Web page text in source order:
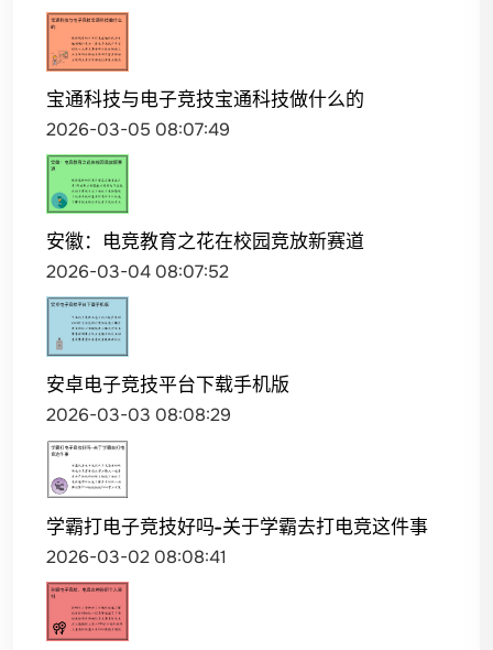
宝通科技与电子竞技宝通科技做什么的
2026-03-05 08:07:49
安徽：电竞教育之花在校园竞放新赛道
2026-03-04 08:07:52
安卓电子竞技平台下载手机版
2026-03-03 08:08:29
学霸打电子竞技好吗-关于学霸去打电竞这件事
2026-03-02 08:08:41